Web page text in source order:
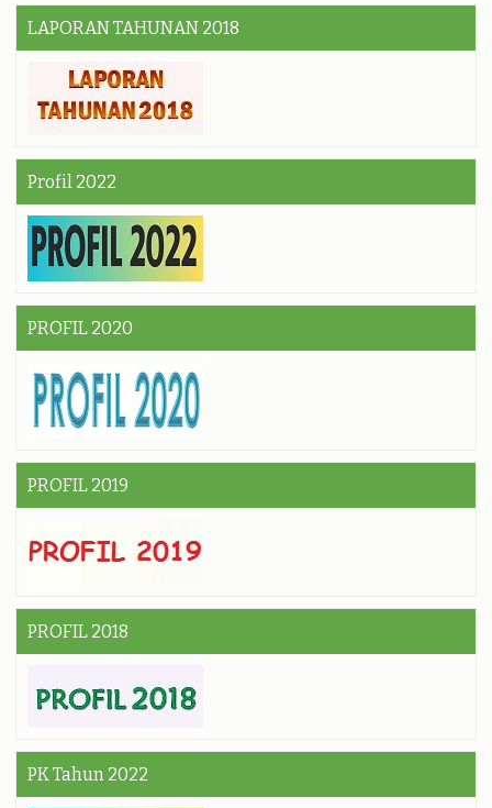
LAPORAN TAHUNAN 2018
Profil 2022
PROFIL 2020
PROFIL 2019
PROFIL 2018
PK Tahun 2022